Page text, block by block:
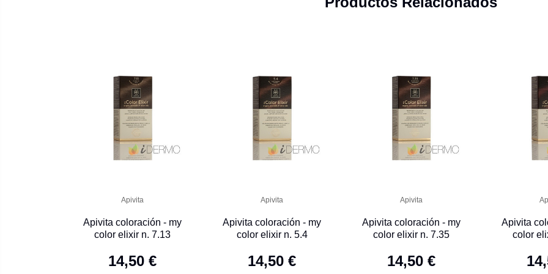
Apivita
Apivita coloración - my
color elixir n. 7.13
14,50 €
Apivita
Apivita coloración - my
color elixir n. 5.4
14,50 €
Apivita
Apivita coloración - my
color elixir n. 7.35
14,50 €
Apivita
color